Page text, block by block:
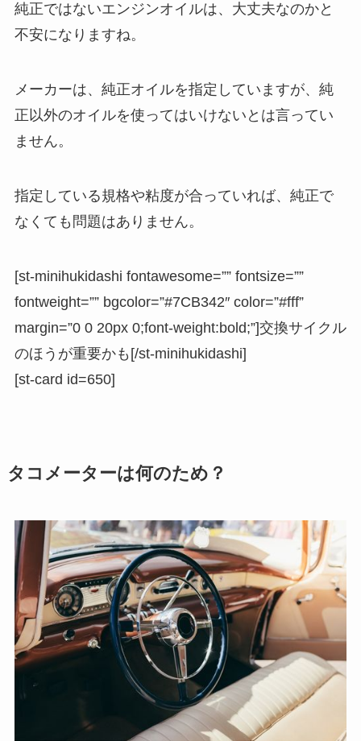
純正ではないエンジンオイルは、大丈夫なのかと
不安になりますね。
メーカーは、純正オイルを指定していますが、純
正以外のオイルを使ってはいけないとは言ってい
ません。
指定している規格や粘度が合っていれば、純正で
なくても問題はありません。
[st-minihukidashi fontawesome=”” fontsize=””
fontweight=”” bgcolor=”#7CB342″ color=”#fff”
margin=”0 0 20px 0;font-weight:bold;”]交換サイクル
のほうが重要かも[/st-minihukidashi]
[st-card id=650]
タコメーターは何のため？